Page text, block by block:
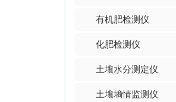
有机肥检测仪
化肥检测仪
土壤水分测定仪
土壤墒情监测仪